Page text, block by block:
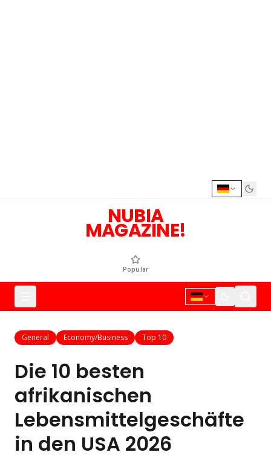
NUBIA
MAGAZINE!
Popular
General Economy/Business Top 10
Die 10 besten
afrikanischen
Lebensmittelgeschäfte
in den USA 2026